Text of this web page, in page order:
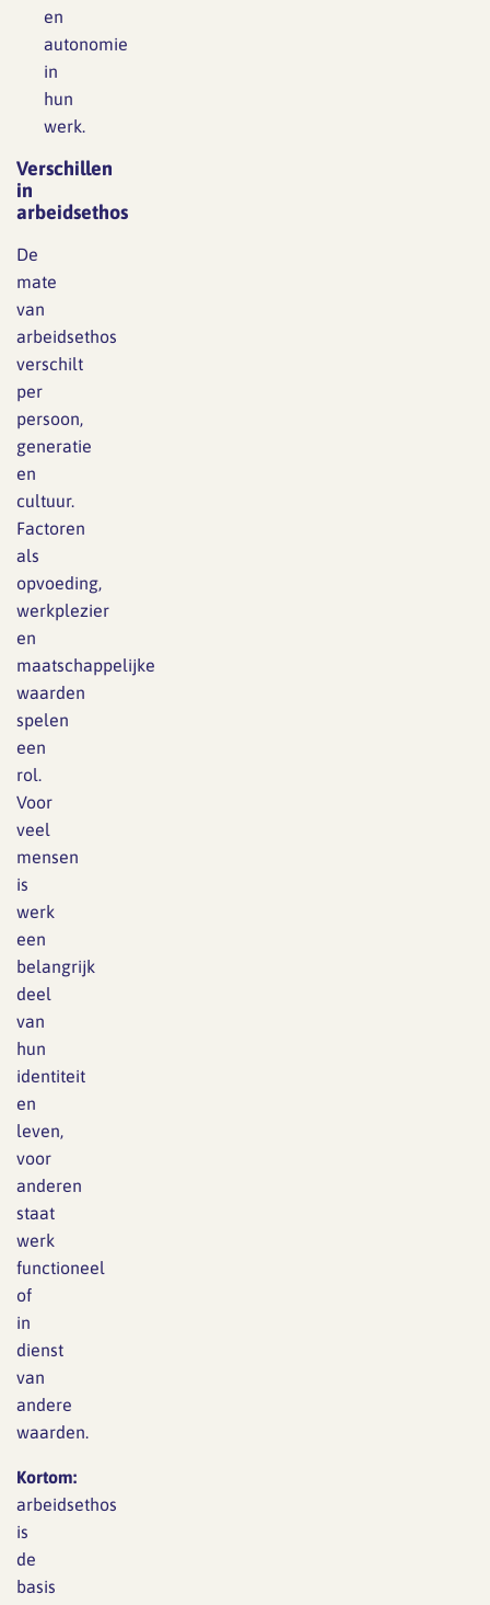
en
autonomie
in
hun
werk.
Verschillen
in
arbeidsethos
De
mate
van
arbeidsethos
verschilt
per
persoon,
generatie
en
cultuur.
Factoren
als
opvoeding,
werkplezier
en
maatschappelijke
waarden
spelen
een
rol.
Voor
veel
mensen
is
werk
een
belangrijk
deel
van
hun
identiteit
en
leven,
voor
anderen
staat
werk
functioneel
of
in
dienst
van
andere
waarden.
Kortom:
arbeidsethos
is
de
basis